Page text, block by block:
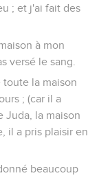
; et j'ai fait des
à mon
versé le sang.
toute la maison
; (car il a
Juda, la maison
il a pris plaisir en
beaucoup